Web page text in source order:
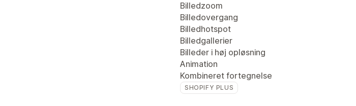
Billedzoom
Billedovergang
Billedhotspot
Billedgallerier
Billeder i høj opløsning
Animation
Kombineret fortegnelse
SHOPIFY PLUS